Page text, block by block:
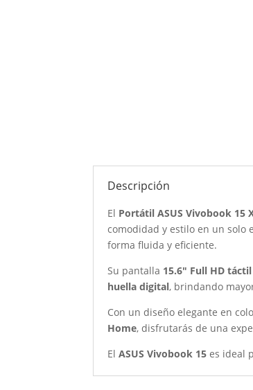
Descripción
El Portátil ASUS Vivobook 15
comodidad y estilo en un solo
forma fluida y eficiente.
Su pantalla 15.6″ Full HD táctil
huella digital, brindando
Con un diseño elegante en
Home, disfrutarás de una
ElASUS Vivobook 15 es ideal